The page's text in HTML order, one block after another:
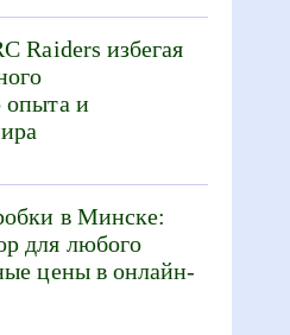
Raiders избегая
опыта и
в Минске:
для любого
цены в онлайн-